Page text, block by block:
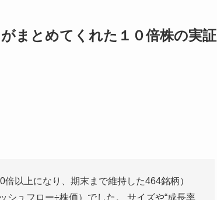
まとめてくれた１０倍株の実証
以上になり、期末まで維持した464銘柄）
シュフロー÷株価）でした。 サイズや“成長率